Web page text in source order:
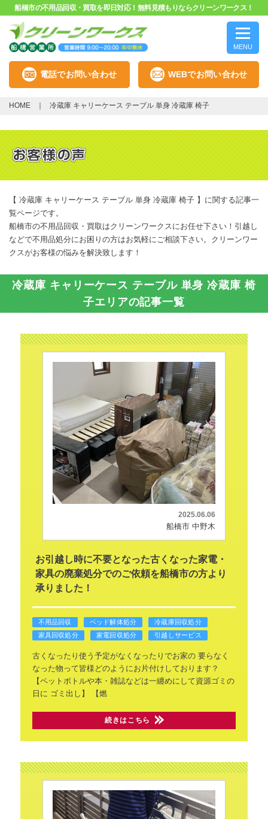
船橋市の不用品回収・買取を即日対応！無料見積もりならクリーンワークス！
MENU
電話でお問い合わせ WEBでお問い合わせ
HOME 冷蔵庫 キャリーケース テーブル 単身 冷蔵庫 椅子
【 冷蔵庫 キャリーケース テーブル 単身 冷蔵庫 椅子 】に関する記事一
覧ページです。
船橋市の不用品回収・買取はクリーンワークスにお任せ下さい！引越し
などで不用品処分にお困りの方はお気軽にご相談下さい。クリーンワー
クスがお客様の悩みを解決致します！
冷蔵庫 キャリーケース テーブル 単身 冷蔵庫 椅
子エリアの記事一覧
2025.06.06
船橋市 中野木
お引越し時に不要となった古くなった家電・
家具の廃棄処分でのご依頼を船橋市の方より
承りました！
不用品回収 ベッド解体処分
冷蔵庫回収処分
家具回収処分
家電回収処分 引越しサービス
古くなったり使う予定がなくなったりでお家の要らなく
なった物って皆様どのようにお片付けしております？
【ペットボトルや本・雑誌などは一纏めにして資源ゴミの
日に ゴミ出し】 【燃
続きはこちら